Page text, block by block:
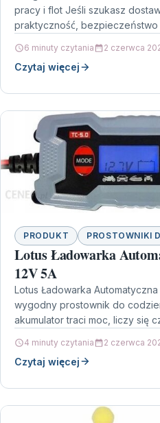
pracy i flot Jeśli szukasz
praktyczność,
6 minuty czytania 2 czerwca
Czytaj więcej
PRODUKT PROSTOWNIKI
Lotus Ładowarka
12V 5A
Lotus Ładowarka
wygodny prostownik do
akumulator traci moc, liczy się
4 minuty czytania 2 czerwca
Czytaj więcej